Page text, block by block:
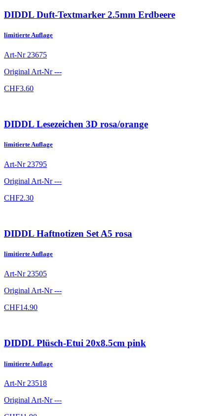
DIDDL Duft-Textmarker 2.5mm Erdbeere
limitierte Auflage
Art-Nr 23675
Original Art-Nr---
CHF3.60
DIDDL Lesezeichen 3D rosa/orange
limitierte Auflage
Art-Nr 23795
Original Art-Nr---
CHF2.30
DIDDL Haftnotizen Set A5 rosa
limitierte Auflage
Art-Nr 23505
Original Art-Nr---
CHF14.90
DIDDL Plüsch-Etui 20x8.5cm pink
limitierte Auflage
Art-Nr 23518
Original Art-Nr---